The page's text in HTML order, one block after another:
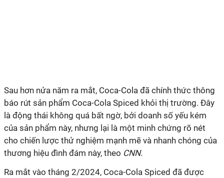
Sau hơn nửa năm ra mắt, Coca-Cola đã chính thức thông
báo rút sản phẩm Coca-Cola Spiced khỏi thị trường. Đây
là động thái không quá bất ngờ, bởi doanh số yếu kém
của sản phẩm này, nhưng lại là một minh chứng rõ nét
cho chiến lược thử nghiệm mạnh mẽ và nhanh chóng của
thương hiệu đình đám này, theo CNN.
Ra mắt vào tháng 2/2024, Coca-Cola Spiced đã được